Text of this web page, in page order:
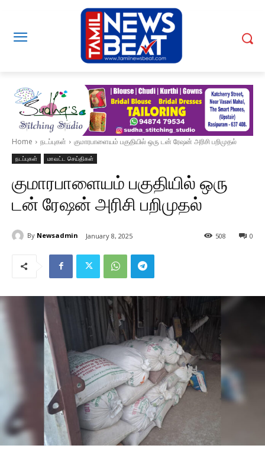
Home நடப்புகள் குமாரபாளையம் பகுதியில் ஒரு டன் ரேஷன் அரிசி பறிமுதல்
நடப்புகள் மாவட்ட செய்திகள்
குமாரபாளையம் பகுதியில் ஒரு
டன் ரேஷன் அரிசி பறிமுதல்
By Newsadmin January 8, 2025 0
508